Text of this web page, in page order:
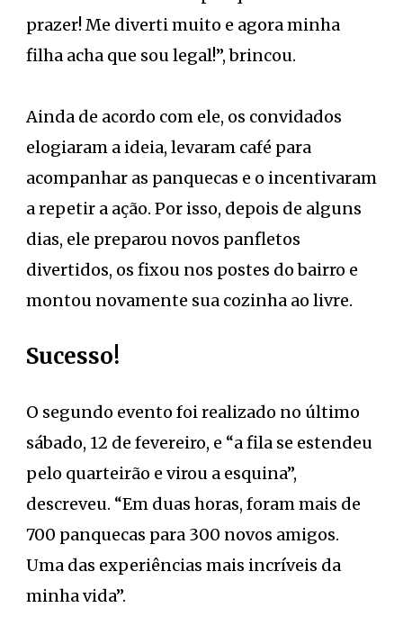
prazer! Me diverti muito e agora minha
filha acha que sou legal!”, brincou.
Ainda de acordo com ele, os convidados
elogiaram a ideia, levaram café para
acompanhar as panquecas e o incentivaram
a repetir a ação. Por isso, depois de alguns
dias, ele preparou novos panfletos
divertidos, os fixou nos postes do bairro e
montou novamente sua cozinha ao livre.
Sucesso!
O segundo evento foi realizado no último
sábado, 12 de fevereiro, e “a fila se estendeu
pelo quarteirão e virou a esquina”,
descreveu. “Em duas horas, foram mais de
700 panquecas para 300 novos amigos.
Uma das experiências mais incríveis da
minha vida”.